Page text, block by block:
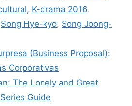
, K-drama 2016,
Song Hye-kyo, Song Joong-
(Business Proposal):
Corporativas
The Lonely and Great
Guide